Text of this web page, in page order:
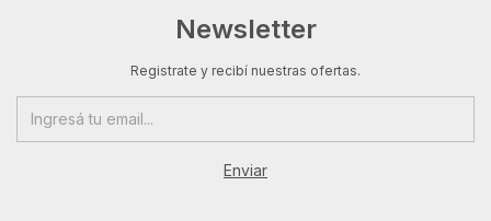
Newsletter
Registrate y recibí nuestras ofertas.